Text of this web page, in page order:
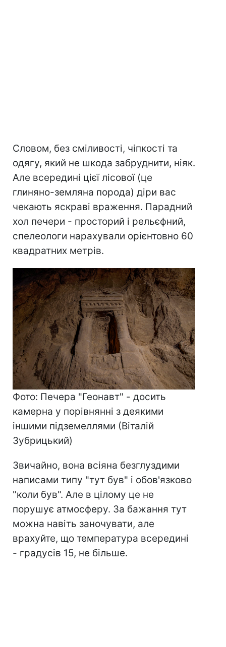
Словом, без сміливості, чіпкості та
одягу, який не шкода забруднити, ніяк.
Але всередині цієї лісової (це
глиняно-земляна порода) діри вас
чекають яскраві враження. Парадний
хол печери - просторий і рельєфний,
спелеологи нарахували орієнтовно 60
квадратних метрів.
Фото: Печера "Геонавт" - досить
камерна у порівнянні з деякими
іншими підземеллями (Віталій
Зубрицький)
Звичайно, вона всіяна безглуздими
написами типу "тут був" і обов'язково
"коли був". Але в цілому це не
порушує атмосферу. За бажання тут
можна навіть заночувати, але
врахуйте, що температура всередині
- градусів 15, не більше.